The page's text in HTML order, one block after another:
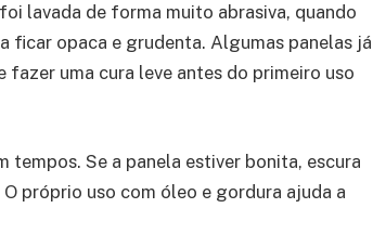
lavada de forma muito abrasiva, quando
ficar opaca e grudenta. Algumas panelas já
fazer uma cura leve antes do primeiro uso
tempos. Se a panela estiver bonita, escura
próprio uso com óleo e gordura ajuda a